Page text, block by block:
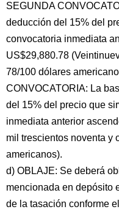
SEGUNDA
deducción del 15% del
convocatoria inmediata
US$29,880.78
78/100 dólares
CONVOCATORIA: La
del 15% del precio que
inmediata anterior
mil trescientos noventa y
americanos).
d) OBLAJE: Se deberá
mencionada en depósito
de la tasación conforme